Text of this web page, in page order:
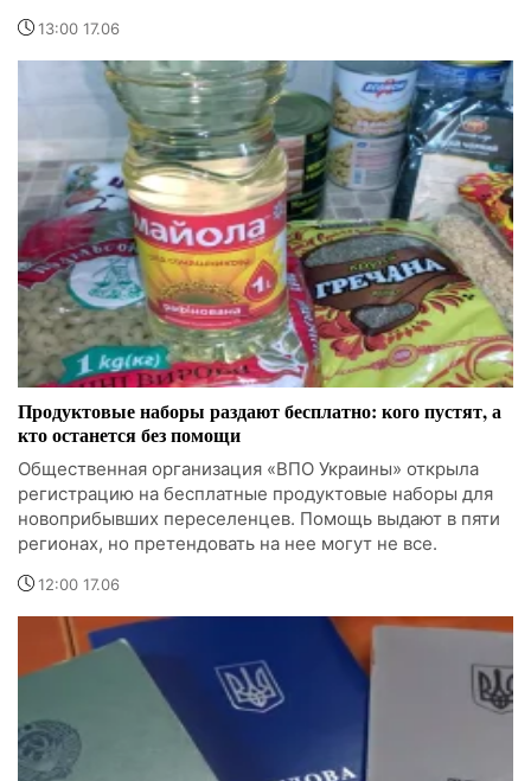
13:00 17.06
Продуктовые наборы раздают бесплатно: кого пустят, а
кто останется без помощи
Общественная организация «ВПО Украины» открыла
регистрацию на бесплатные продуктовые наборы для
новоприбывших переселенцев. Помощь выдают в пяти
регионах, но претендовать на нее могут не все.
12:00 17.06